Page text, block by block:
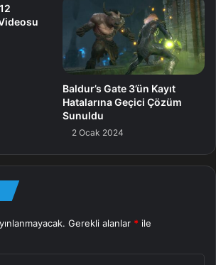
One, Switch ve PC’ye gelecek.
Oyun
Baldur’s Gate 3’ün Kayıt
Hatalarına Geçici Çözüm
Sunuldu
2 Ocak 2024
Gerekli alanlar * ile